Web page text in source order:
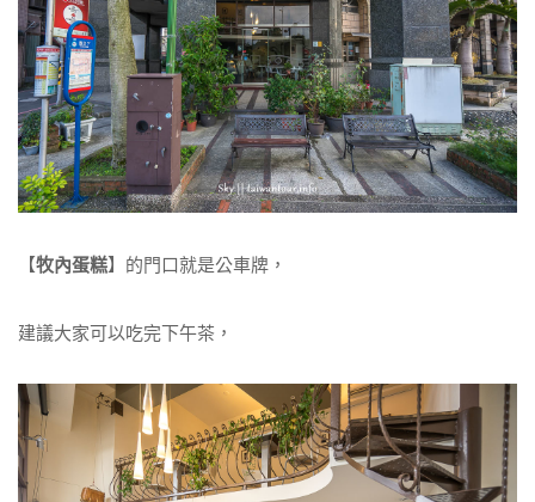
【牧內蛋糕】的門口就是公車牌，
建議大家可以吃完下午茶，